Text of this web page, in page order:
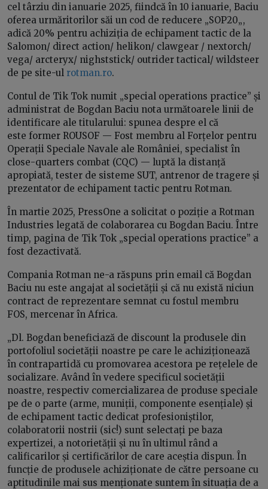
cel târziu din ianuarie 2025, fiindcă în 10 ianuarie, Baciu
oferea urmăritorilor săi un cod de reducere „SOP20„,
adică 20% pentru achiziția de echipament tactic de la
Salomon/ direct action/ helikon/ clawgear / nextorch/
vega/ arcteryx/ nighststick/ outrider tactical/ wildsteer
de pe site-ul rotman.ro.
Contul de Tik Tok numit „special operations practice” și
administrat de Bogdan Baciu nota următoarele linii de
identificare ale titularului: spunea despre el că
este former ROUSOF — Fost membru al Forțelor pentru
Operații Speciale Navale ale României, specialist în
close-quarters combat (CQC) — luptă la distanță
apropiată, tester de sisteme SUT, antrenor de tragere și
prezentator de echipament tactic pentru Rotman.
În martie 2025, PressOne a solicitat o poziție a Rotman
Industries legată de colaborarea cu Bogdan Baciu. Între
timp, pagina de Tik Tok „special operations practice” a
fost dezactivată.
Compania Rotman ne-a răspuns prin email că Bogdan
Baciu nu este angajat al societății și că nu există niciun
contract de reprezentare semnat cu fostul membru
FOS, mercenar în Africa.
„Dl. Bogdan beneficiază de discount la produsele din
portofoliul societății noastre pe care le achiziționează
în contrapartidă cu promovarea acestora pe rețelele de
socializare. Având în vedere specificul societății
noastre, respectiv comercializarea de produse speciale
pe de o parte (arme, muniții, componente esențiale) și
de echipament tactic dedicat profesioniștilor,
colaboratorii nostrii (sic!) sunt selectați pe baza
expertizei, a notorietății și nu în ultimul rând a
calificarilor și certificărilor de care aceștia dispun. În
funcție de produsele achiziționate de către persoane cu
aptitudinile mai sus menționate suntem în situația de a